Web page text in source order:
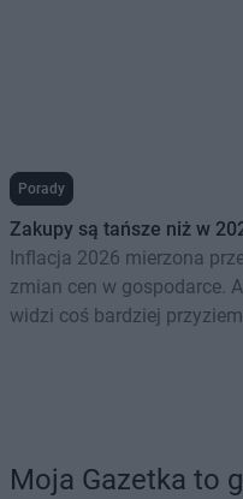
Porady
Zakupy są tańsze niż w
Inflacja 2026 mierzona
zmian cen w gospodarce.
widzi coś bardziej
Moja Gazetka to